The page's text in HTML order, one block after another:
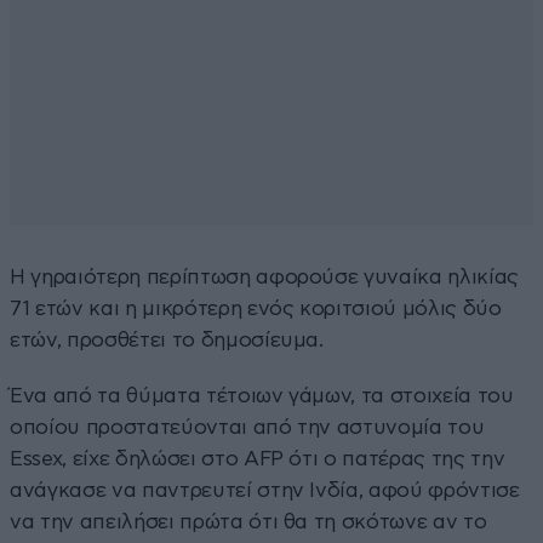
Η γηραιότερη περίπτωση αφορούσε γυναίκα ηλικίας
71 ετών και η μικρότερη ενός κοριτσιού μόλις δύο
ετών, προσθέτει το δημοσίευμα.
Ένα από τα θύματα τέτοιων γάμων, τα στοιχεία του
οποίου προστατεύονται από την αστυνομία του
Essex, είχε δηλώσει στο AFP ότι ο πατέρας της την
ανάγκασε να παντρευτεί στην Ινδία, αφού φρόντισε
να την απειλήσει πρώτα ότι θα τη σκότωνε αν το